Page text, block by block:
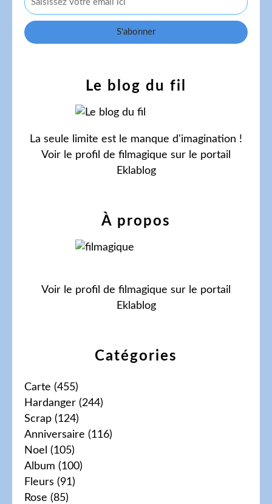
Catégories
Carte (455)
Hardanger (244)
Scrap (124)
Anniversaire (116)
Noel (105)
Album (100)
Fleurs (91)
Rose (85)
Le blog du fil
La seule limite est le manque d'imagination !
Voir le profil de filmagique sur le portail
Eklablog
À propos
Voir le profil de filmagique sur le portail
Eklablog